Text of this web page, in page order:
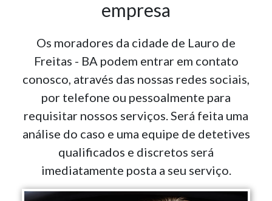
empresa
Os moradores da cidade de Lauro de
Freitas - BA podem entrar em contato
conosco, através das nossas redes sociais,
por telefone ou pessoalmente para
requisitar nossos serviços. Será feita uma
análise do caso e uma equipe de detetives
qualificados e discretos será
imediatamente posta a seu serviço.